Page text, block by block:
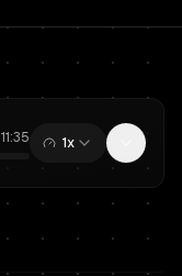
11:35 1x